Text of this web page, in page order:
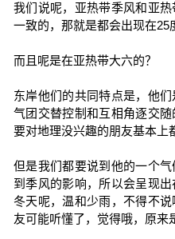
我们说呢，亚热带季风和亚
一致的，那就是都会出现在25
而且呢是在亚热带大六的？
东岸他们的共同特点是，他
气团交替控制和互相角逐交
要对地理没兴趣的朋友基本上
但是我们都要说到他的一个
到季风的影响，所以会呈现
冬天呢，温和少雨，不得不
友可能听懂了，觉得哦，原来